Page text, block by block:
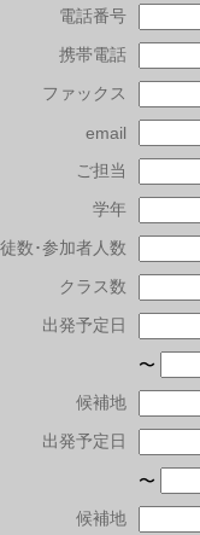
電話番号
携帯電話
ファックス
email
ご担当
学年
数･参加者人数
クラス数
出発予定日
〜
候補地
出発予定日
〜
候補地